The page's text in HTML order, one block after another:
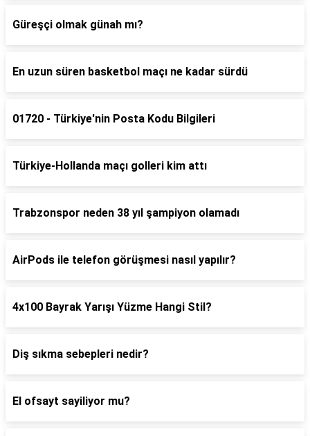
Güreşçi olmak günah mı?
En uzun süren basketbol maçı ne kadar sürdü
01720 - Türkiye'nin Posta Kodu Bilgileri
Türkiye-Hollanda maçı golleri kim attı
Trabzonspor neden 38 yıl şampiyon olamadı
AirPods ile telefon görüşmesi nasıl yapılır?
4x100 Bayrak Yarışı Yüzme Hangi Stil?
Diş sıkma sebepleri nedir?
El ofsayt sayiliyor mu?